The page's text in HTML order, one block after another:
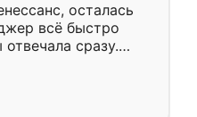
осталась
всё быстро
сразу.
подошёл к
Собрали
аккуратно, даже